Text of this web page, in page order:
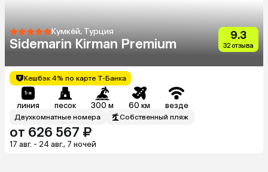
Кумкёй, Турция
Sidemarin Kirman Premium
9.3
32 отзыва
Кешбэк 4% по карте Т-Банка
линия песок 300 м 60 км везде
Двухкомнатные номера Собственный пляж
от 626 567 ₽
17 авг. - 24 авг., 7 ночей